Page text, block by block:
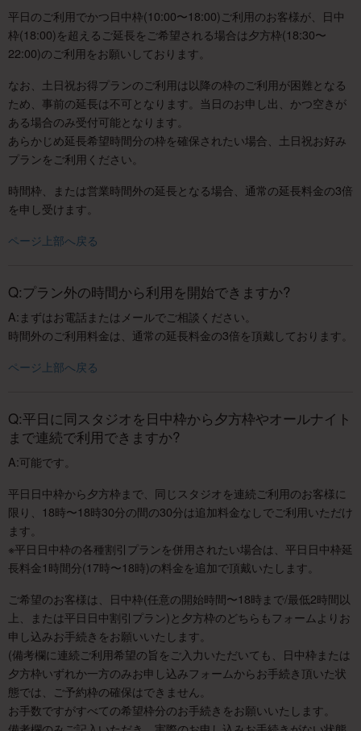
平日のご利用でかつ日中枠(10:00〜18:00)ご利用のお客様が、日中
枠(18:00)を超えるご延長をご希望される場合は夕方枠(18:30〜
22:00)のご利用をお願いしております。
なお、土日祝お得プランのご利用は以降の枠のご利用が困難となる
ため、事前の延長は不可となります。当日のお申し出、かつ空きが
ある場合のみ受付可能となります。
あらかじめ延長希望時間分の枠を確保されたい場合、土日祝お好み
プランをご利用ください。
時間枠、または営業時間外の延長となる場合、通常の延長料金の3倍
を申し受けます。
ページ上部へ戻る
Q:プラン外の時間から利用を開始できますか?
A:まずはお電話またはメールでご相談ください。
時間外のご利用料金は、通常の延長料金の3倍を頂戴しております。
ページ上部へ戻る
Q:平日に同スタジオを日中枠から夕方枠やオールナイト
まで連続で利用できますか?
A:可能です。
平日日中枠から夕方枠まで、同じスタジオを連続ご利用のお客様に
限り、18時〜18時30分の間の30分は追加料金なしでご利用いただけ
ます。
※平日日中枠の各種割引プランを併用されたい場合は、平日日中枠延
長料金1時間分(17時〜18時)の料金を追加で頂戴いたします。
ご希望のお客様は、日中枠(任意の開始時間〜18時まで/最低2時間以
上、または平日日中割引プラン)と夕方枠のどちらもフォームよりお
申し込みお手続きをお願いいたします。
(備考欄に連続ご利用希望の旨をご入力いただいても、日中枠または
夕方枠いずれか一方のみお申し込みフォームからお手続き頂いた状
態では、ご予約枠の確保はできません。
お手数ですがすべての希望枠分のお手続きをお願いいたします。